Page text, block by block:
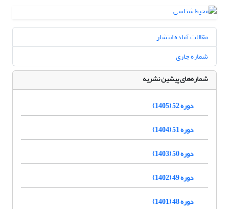
مقالات آماده انتشار
شماره جاری
شماره‌های پیشین نشریه
دوره 52 (1405)
دوره 51 (1404)
دوره 50 (1403)
دوره 49 (1402)
دوره 48 (1401)